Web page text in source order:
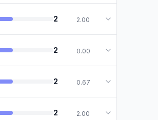
2 2.00
2 0.00
2 0.67
2 2.00